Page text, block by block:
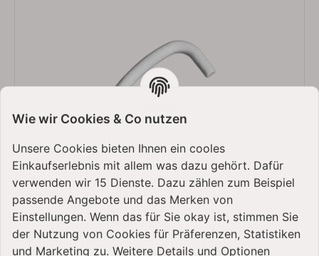
Wie wir Cookies & Co nutzen
Unsere Cookies bieten Ihnen ein cooles
Einkaufserlebnis mit allem was dazu gehört. Dafür
verwenden wir 15 Dienste. Dazu zählen zum Beispiel
passende Angebote und das Merken von
Einstellungen. Wenn das für Sie okay ist, stimmen Sie
der Nutzung von Cookies für Präferenzen, Statistiken
und Marketing zu. Weitere Details und Optionen